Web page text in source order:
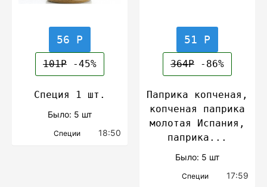
56 Р
101Р -45%
Специя 1 шт.
Было: 5 шт
Специи 18:50
51 Р
364Р -86%
Паприка копченая,
копченая паприка
молотая Испания,
паприка...
Было: 5 шт
Специи 17:59